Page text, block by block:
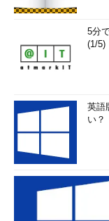
5分
(1/5)
英語
い？